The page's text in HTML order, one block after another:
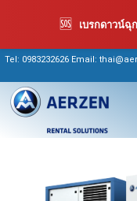
🆘 เบรกดาวน์ฉุ
content
Tel: 0983232626 Email: